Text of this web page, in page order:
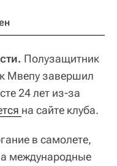
Полузащитник
Мвепу завершил
24 лет из-за
на сайте клуба.
в самолете,
международные